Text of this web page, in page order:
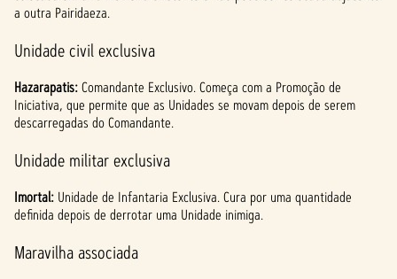
a outra Pairidaeza.
Unidade civil exclusiva
Hazarapatis:Comandante Exclusivo. Começa com a Promoção de
Iniciativa, que permite que as Unidades se movam depois de serem
descarregadas do Comandante.
Unidade militar exclusiva
Imortal: Unidade de Infantaria Exclusiva. Cura por uma quantidade
definida depois de derrotar uma Unidade inimiga.
Maravilha associada